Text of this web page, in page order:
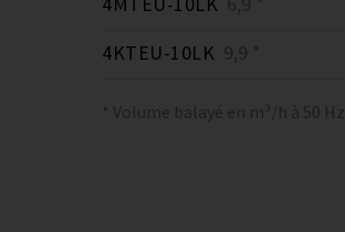
4KTEU-10LK 9,9 *
* Volume balayé en m³/h à 50 Hz